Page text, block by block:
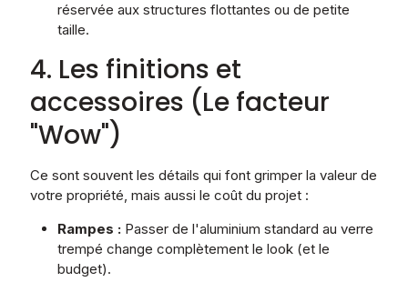
réservée aux structures flottantes ou de petite
taille.
4. Les finitions et
accessoires (Le facteur
"Wow")
Ce sont souvent les détails qui font grimper la valeur de
votre propriété, mais aussi le coût du projet :
Rampes : Passer de l'aluminium standard au verre
trempé change complètement le look (et le
budget).